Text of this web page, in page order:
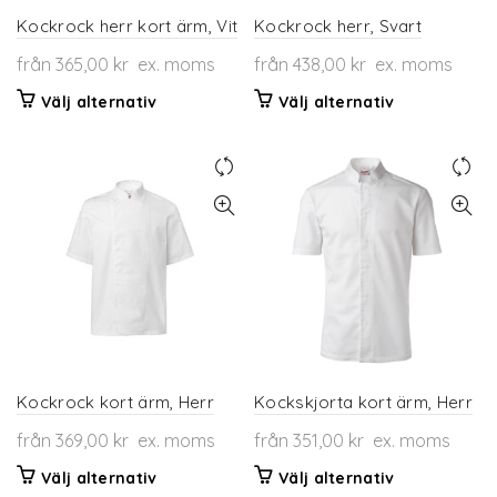
produktsidan
Kockrock herr kort ärm, Vit
från 365,00 kr ex. moms
Välj alternativDen
flera
varianter.
olika
produktsidan
Kockrock herr, Svart
från 438,00 kr ex. moms
Välj alternativDen
har
flera
varianter.
De
olika
väljas
produktsidan
Kockrock kort ärm, Herr
från 369,00 kr ex. moms
Välj alternativDen
Kockskjorta kort ärm, Herr
från 351,00 kr ex. moms
Välj alternativDen